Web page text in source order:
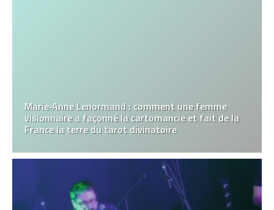
Marie‑Anne Lenormand : comment une femme
visionnaire a façonné la cartomancie et fait de la
France la terre du tarot divinatoire